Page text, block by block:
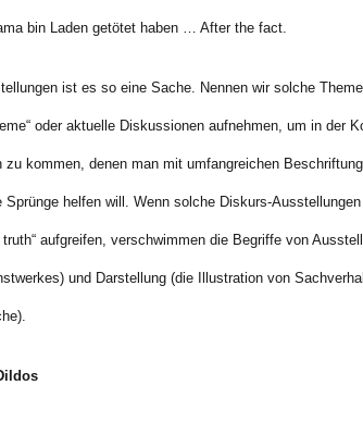
bin Laden getötet haben … After the fact.
ist es so eine Sache. Nennen wir solche
oder aktuelle Diskussionen aufnehmen, um in der
zu kommen, denen man mit umfangreichen
Sprünge helfen will. Wenn solche Diskurs-
truth“ aufgreifen, verschwimmen die Begriffe von
und Darstellung (die Illustration von